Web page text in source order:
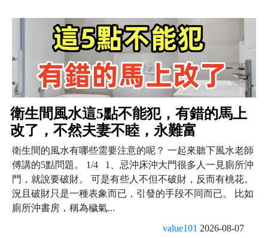
衛生間風水這5點不能犯，有錯的馬上
改了，不然夫妻不睦，永難富
衛生間的風水有哪些需要注意的呢？ 一起來聽下風水老師
傅講的5點問題。 1/4 1、忌沖床沖大門很多人一見廁所沖
門，就說要破財。 可是有些人不但不破財，反而有桃花。
況且破財只是一種表象而已，引發的手段不同而已。 比如
廁所沖書房，稱為穢氣...
value101 2026-08-07